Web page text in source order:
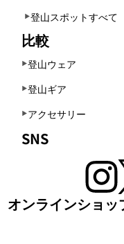
登山スポットすべて
比較
登山ウェア
登山ギア
アクセサリー
SNS
オンラインショッ